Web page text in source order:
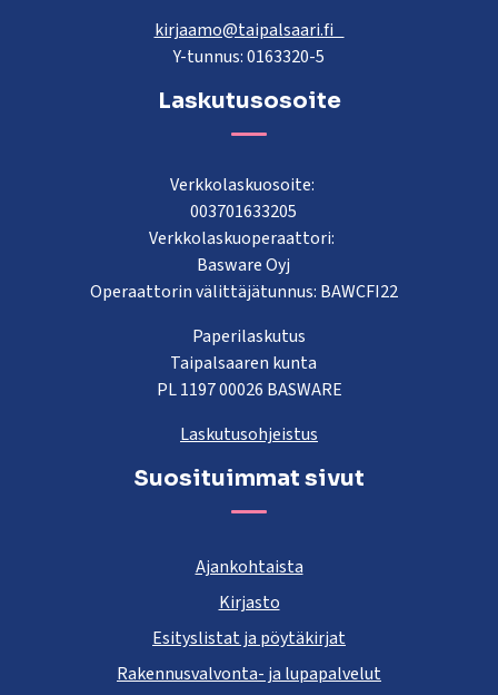
kirjaamo@taipalsaari.fi
Y-tunnus: 0163320-5
Laskutusosoite
Verkkolaskuosoite:
003701633205
Verkkolaskuoperaattori:
Basware Oyj
Operaattorin välittäjätunnus: BAWCFI22
Paperilaskutus
Taipalsaaren kunta
PL 1197 00026 BASWARE
Laskutusohjeistus
Suosituimmat sivut
Ajankohtaista
Kirjasto
Esityslistat ja pöytäkirjat
Rakennusvalvonta- ja lupapalvelut